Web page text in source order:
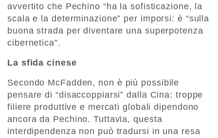
avvertito che Pechino “ha la sofisticazione, la
scala e la determinazione” per imporsi: è “sulla
buona strada per diventare una superpotenza
cibernetica”.
La sfida cinese
Secondo McFadden, non è più possibile
pensare di “disaccoppiarsi” dalla Cina: troppe
filiere produttive e mercati globali dipendono
ancora da Pechino. Tuttavia, questa
interdipendenza non può tradursi in una resa